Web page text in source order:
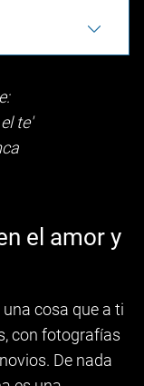
te'
el amor y
cosa que a ti
con fotografías
De nada